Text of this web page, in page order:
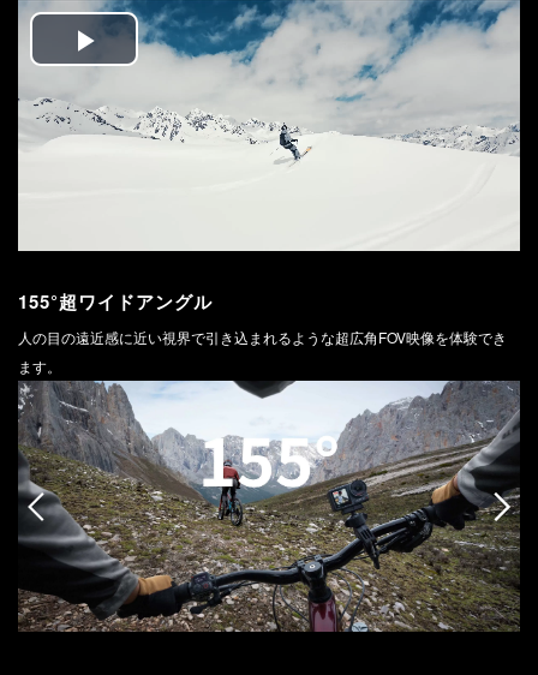
Play
Video
155°超ワイドアングル
人の目の遠近感に近い視界で引き込まれるような超広角FOV映像を体験でき
ます。